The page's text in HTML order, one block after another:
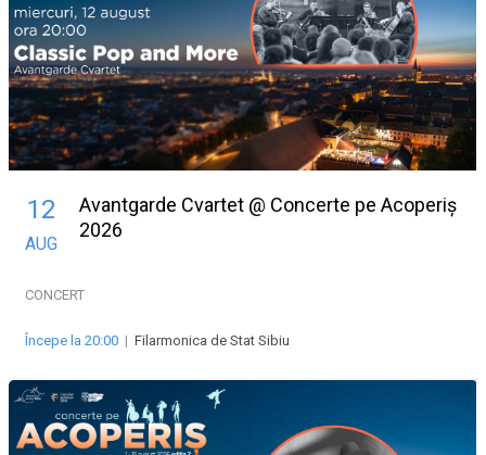
12
AUG
Avantgarde Cvartet @ Concerte pe Acoperiș
2026
CONCERT
Începe la 20:00 | Filarmonica de Stat Sibiu